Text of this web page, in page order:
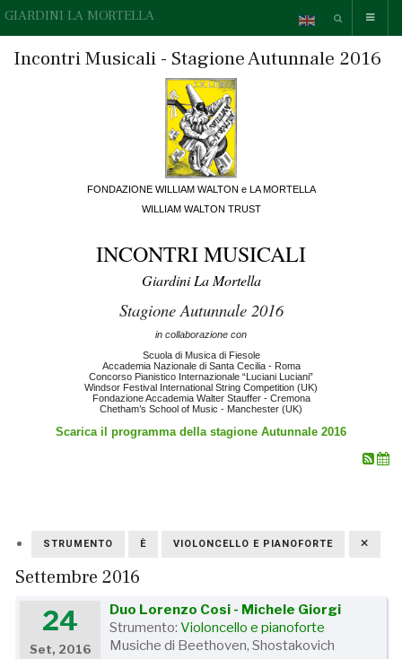
GIARDINI LA MORTELLA
Incontri Musicali - Stagione Autunnale 2016
FONDAZIONE WILLIAM WALTON e LA MORTELLA
WILLIAM WALTON TRUST
INCONTRI MUSICALI
Giardini La Mortella
Stagione Autunnale 2016
in collaborazione con
Scuola di Musica di Fiesole
Accademia Nazionale di Santa Cecilia - Roma
Concorso Pianistico Internazionale “Luciani Luciani”
Windsor Festival International String Competition (UK)
Fondazione Accademia Walter Stauffer - Cremona
Chetham’s School of Music - Manchester (UK)
Scarica il programma della stagione Autunnale 2016
STRUMENTO È VIOLONCELLO E PIANOFORTE
Settembre 2016
24
Set, 2016
Duo Lorenzo Cosi - Michele Giorgi
Strumento:Violoncello e pianoforte
Musiche di Beethoven, Shostakovich